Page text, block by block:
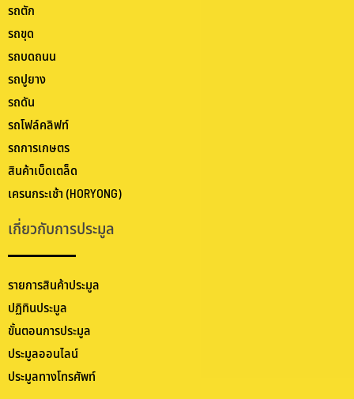
รถตัก
รถขุด
รถบดถนน
รถปูยาง
รถดัน
รถโฟล์คลิฟท์
รถการเกษตร
สินค้าเบ็ดเตล็ด
เครนกระเช้า (HORYONG)
เกี่ยวกับการประมูล
รายการสินค้าประมูล
ปฏิทินประมูล
ขั้นตอนการประมูล
ประมูลออนไลน์
ประมูลทางโทรศัพท์